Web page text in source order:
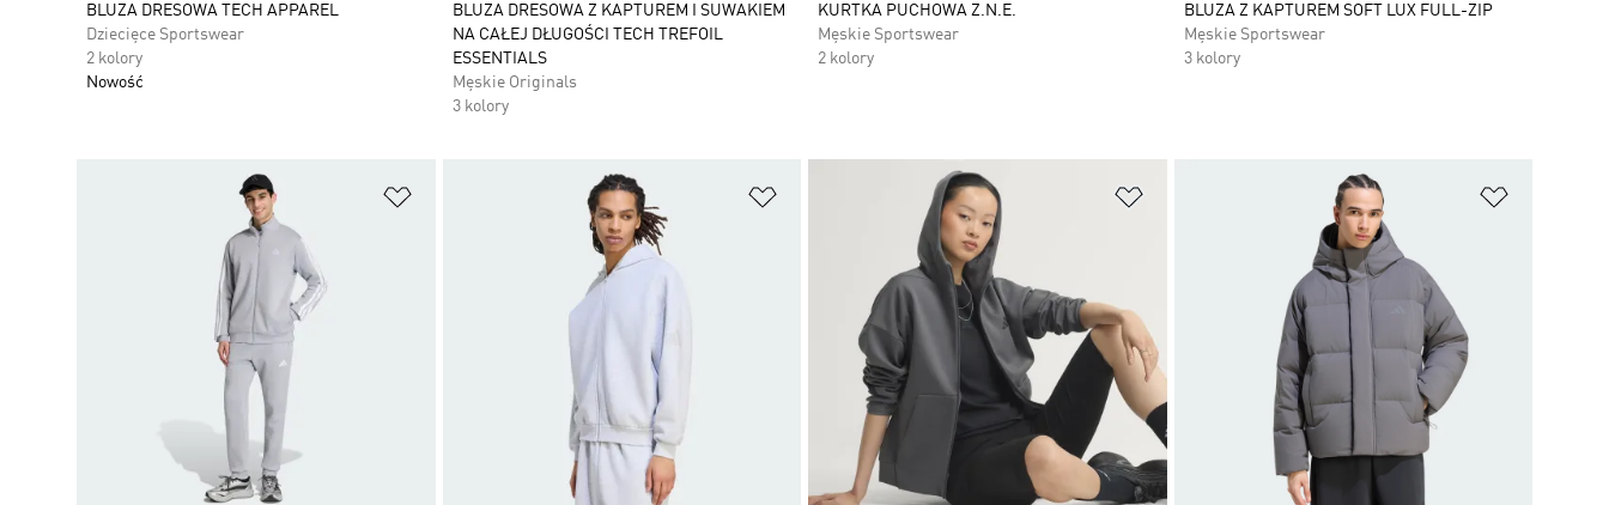
BLUZA DRESOWA TECH APPAREL
Dziecięce Sportswear
2 kolory
Nowość
BLUZA DRESOWA Z KAPTUREM I SUWAKIEM
NA CAŁEJ DŁUGOŚCI TECH TREFOIL
ESSENTIALS
Męskie Originals
3 kolory
KURTKA PUCHOWA Z.N.E.
Męskie Sportswear
2 kolory
BLUZA Z KAPTUREM SOFT LUX FULL-ZIP
Męskie Sportswear
3 kolory
Dodaj do listy życzeń